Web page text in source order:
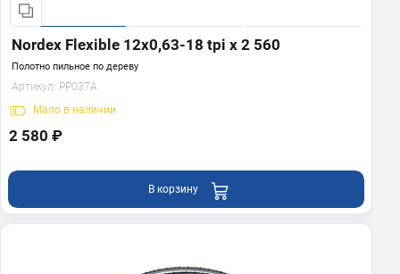
Nordex Flexible 12х0,63-18 tpi x 2 560
Полотно пильное по дереву
Артикул: PP037A
Мало в наличии
2 580 ₽
В корзину